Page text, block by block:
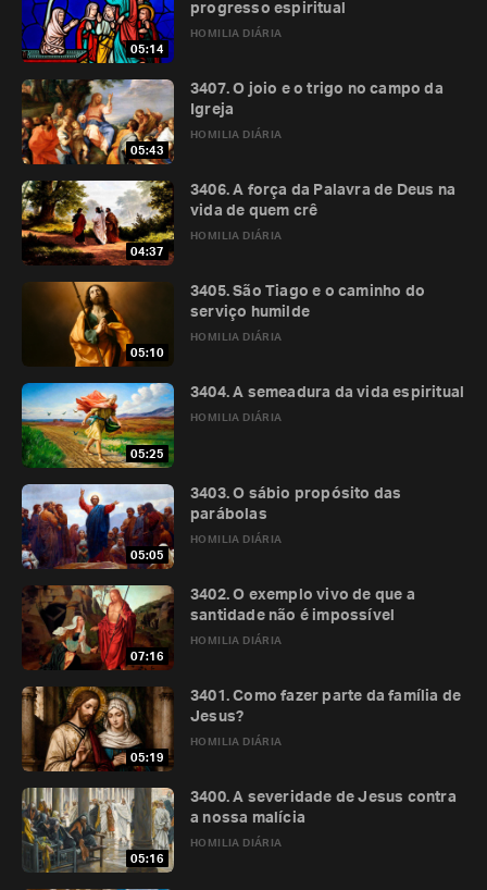
05:14
HOMILIA DIÁRIA
progresso espiritual
05:43
HOMILIA DIÁRIA
3407. O joio e o trigo no campo da
Igreja
04:37
HOMILIA DIÁRIA
3406. A força da Palavra de Deus na
vida de quem crê
05:10
HOMILIA DIÁRIA
3405. São Tiago e o caminho do
serviço humilde
05:25
HOMILIA DIÁRIA
3404. A semeadura da vida espiritual
05:05
HOMILIA DIÁRIA
3403. O sábio propósito das
parábolas
07:16
HOMILIA DIÁRIA
3402. O exemplo vivo de que a
santidade não é impossível
05:19
HOMILIA DIÁRIA
3401. Como fazer parte da família de
Jesus?
05:16
HOMILIA DIÁRIA
3400. A severidade de Jesus contra
a nossa malícia